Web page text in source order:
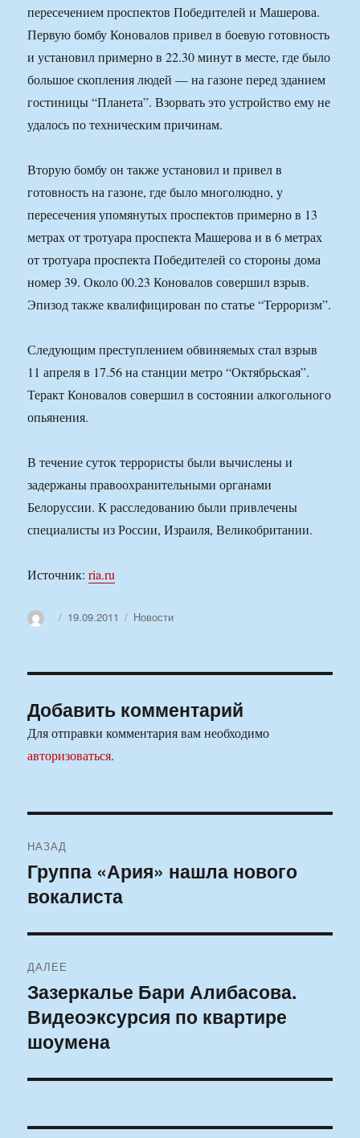
пересечением проспектов Победителей и Машерова.
Первую бомбу Коновалов привел в боевую готовность
и установил примерно в 22.30 минут в месте, где было
большое скопления людей — на газоне перед зданием
гостиницы “Планета”. Взорвать это устройство ему не
удалось по техническим причинам.
Вторую бомбу он также установил и привел в
готовность на газоне, где было многолюдно, у
пересечения упомянутых проспектов примерно в 13
метрах oт тротуара проспекта Машерова и в 6 метрах
от тротуара проспекта Победителей со стороны дома
номер 39. Около 00.23 Коновалов совершил взрыв.
Эпизод также квалифицирован по статье “Терроризм”.
Следующим преступлением обвиняемых стал взрыв
11 апреля в 17.56 на станции метро “Октябрьская”.
Теракт Коновалов совершил в состоянии алкогольного
опьянения.
В течение суток террористы были вычислены и
задержаны правоохранительными органами
Белоруссии. К расследованию были привлечены
специалисты из России, Израиля, Великобритании.
Источник:ria.ru
АвторОпубликовано
19.09.2011 Рубрики
Новости
Добавить комментарий
Для отправки комментария вам необходимо
авторизоваться.
по
записям
НАЗАД
Предыдущая
запись:
Группа «Ария» нашла нового
вокалиста
ДАЛЕЕ
Следующая
запись:
Зазеркалье Бари Алибасова.
Видеоэксурсия по квартире
шоумена